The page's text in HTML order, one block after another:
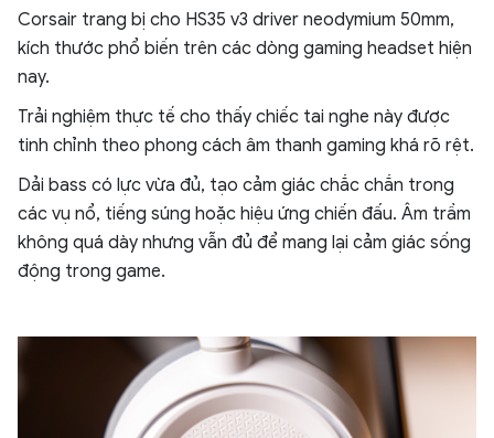
Corsair trang bị cho HS35 v3 driver neodymium 50mm,
kích thước phổ biến trên các dòng gaming headset hiện
nay.
Trải nghiệm thực tế cho thấy chiếc tai nghe này được
tinh chỉnh theo phong cách âm thanh gaming khá rõ rệt.
Dải bass có lực vừa đủ, tạo cảm giác chắc chắn trong
các vụ nổ, tiếng súng hoặc hiệu ứng chiến đấu. Âm trầm
không quá dày nhưng vẫn đủ để mang lại cảm giác sống
động trong game.